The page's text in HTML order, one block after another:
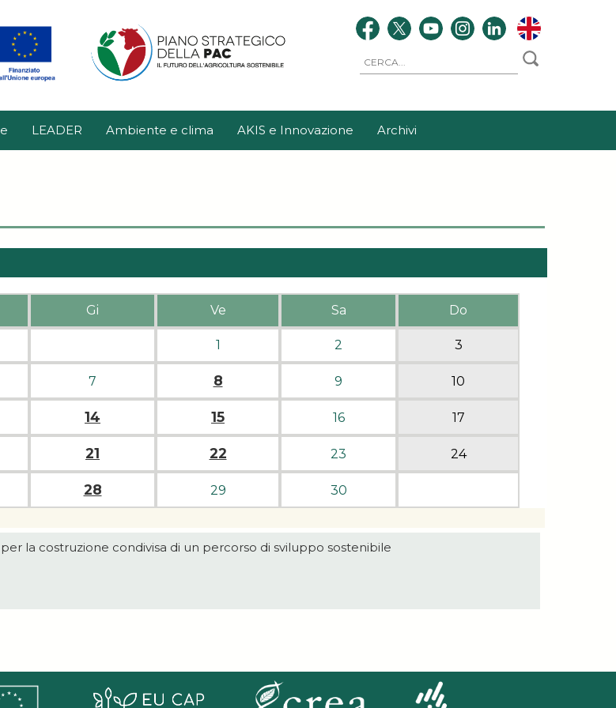
LEADER Ambiente e clima AKIS e Innovazione Archivi
Gi Ve Sa Do
1 2 3
7 8 9 10
14 15 16 17
21 22 23 24
28 29 30
la costruzione condivisa di un percorso di sviluppo sostenibile